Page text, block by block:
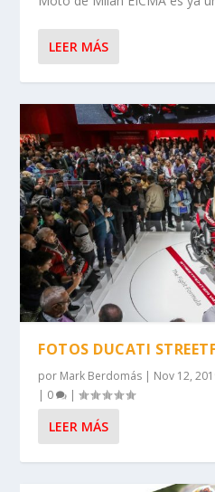
LEER MÁS
FOTOS DUCATI
por Mark Berdomás | Nov 12,
| 0 |
LEER MÁS